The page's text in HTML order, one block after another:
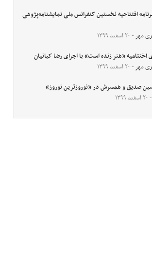
افتتاحیه نخستین کنفرانس ملی نمایشنامه‌پژوهی
مهر- ۲۰ اسفند ۱۳۹۹
اختتامیه «هنر زنده است» با اجرای رضا کیانیان
مهر- ۲۰ اسفند ۱۳۹۹
صدیق و همسرش در «نوروزترین نوروز»
۱۳۹۹